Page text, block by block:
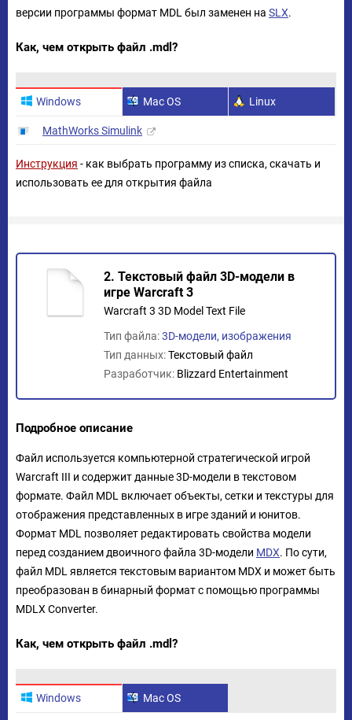
версии программы формат MDL был заменен на SLX.
Как, чем открыть файл .mdl?
Windows Mac OS Linux
MathWorks Simulink
Инструкция - как выбрать программу из списка, скачать и
использовать ее для открытия файла
2. Текстовый файл 3D-модели в
игре Warcraft 3
Warcraft 3 3D Model Text File
Тип файла:3D-модели, изображения
Тип данных:Текстовый файл
Разработчик: Blizzard Entertainment
Подробное описание
Файл используется компьютерной стратегической игрой
Warcraft III и содержит данные 3D-модели в текстовом
формате. Файл MDL включает объекты, сетки и текстуры для
отображения представленных в игре зданий и юнитов.
Формат MDL позволяет редактировать свойства модели
перед созданием двоичного файла 3D-модели MDX. По сути,
файл MDL является текстовым вариантом MDX и может быть
преобразован в бинарный формат с помощью программы
MDLX Converter.
Как, чем открыть файл .mdl?
Windows Mac OS